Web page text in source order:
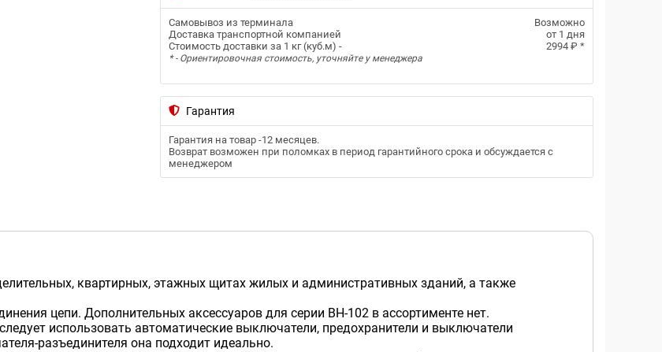
Самовывоз из терминала
Возможно
Доставка транспортной компанией
от 1 дня
Стоимость доставки за 1 кг (куб.м) -
2994 ₽ *
* - Ориентировочная стоимость, уточняйте у менеджера
Гарантия
Гарантия на товар -12 месяцев.
Возврат возможен при поломках в период гарантийного срока и обсуждается с
менеджером
квартирных, этажных щитах жилых и административных зданий, а также
цепи. Дополнительных аксессуаров для серии ВН-102 в ассортименте нет.
использовать автоматические выключатели, предохранители и выключатели
разъединителя она подходит идеально.